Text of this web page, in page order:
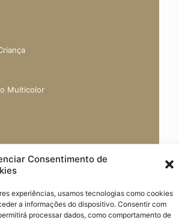
Consentimento de
experiências, usamos tecnologias como cookies
a informações do dispositivo. Consentir com
processar dados, como comportamento de
Multicolor